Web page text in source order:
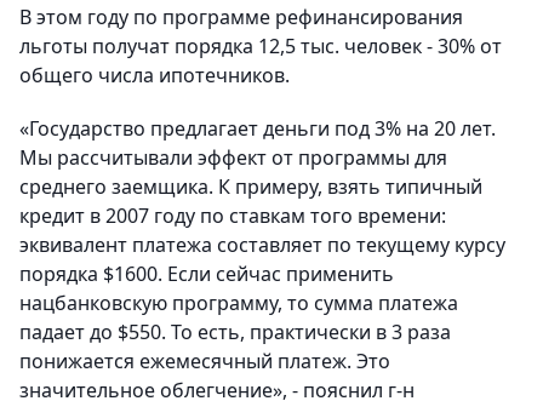
В этом году по программе рефинансирования
льготы получат порядка 12,5 тыс. человек - 30% от
общего числа ипотечников.
«Государство предлагает деньги под 3% на 20 лет.
Мы рассчитывали эффект от программы для
среднего заемщика. К примеру, взять типичный
кредит в 2007 году по ставкам того времени:
эквивалент платежа составляет по текущему курсу
порядка $1600. Если сейчас применить
нацбанковскую программу, то сумма платежа
падает до $550. То есть, практически в 3 раза
понижается ежемесячный платеж. Это
значительное облегчение», - пояснил г-н